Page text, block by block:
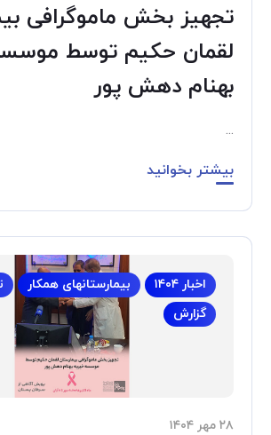
تجهیز بخش ماموگرافی
لقمان حکیم توسط
بهنام دهش پور
...
بیشتر بخوانید
اخبار ۱۴۰۴ بیمارستانهای همکار
گزارش
۲۸ مهر ۱۴۰۴